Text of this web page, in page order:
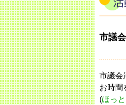
市議
市議会
お時間
(ほっ